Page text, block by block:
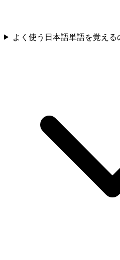
よく使う日本語単語を覚える